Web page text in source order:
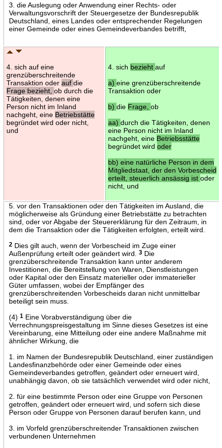
3. die Auslegung oder Anwendung einer Rechts- oder
Verwaltungsvorschrift der Steuergesetze der Bundesrepublik
Deutschland, eines Landes oder entsprechender Regelungen
einer Gemeinde oder eines Gemeindeverbandes betrifft,
4. sich auf eine
grenzüberschreitende
Transaktion oder auf die
Frage bezieht, ob durch die
Tätigkeiten, denen eine
Person nicht im Inland
nachgeht, eine Betriebstätte
begründet wird oder nicht,
und
4. sich bezieht auf
a) eine grenzüberschreitende
Transaktion oder
b) die Frage, ob
aa) durch die Tätigkeiten, denen
eine Person nicht im Inland
nachgeht, eine Betriebsstätte
begründet wird oder
bb) eine natürliche Person in dem
Mitgliedstaat, der den Vorbescheid
erteilt, steuerlich ansässig ist oder
nicht, und
5. vor den Transaktionen oder den Tätigkeiten im Ausland, die
möglicherweise als Gründung einer Betriebstätte zu betrachten
sind, oder vor Abgabe der Steuererklärung für den Zeitraum, in
dem die Transaktion oder die Tätigkeiten erfolgten, erteilt wird.
2Dies gilt auch, wenn der Vorbescheid im Zuge einer
Außenprüfung erteilt oder geändert wird.
3Die
grenzüberschreitende Transaktion kann unter anderem
Investitionen, die Bereitstellung von Waren, Dienstleistungen
oder Kapital oder den Einsatz materieller oder immaterieller
Güter umfassen, wobei der Empfänger des
grenzüberschreitenden Vorbescheids daran nicht unmittelbar
beteiligt sein muss.
(4) 1Eine Vorabverständigung über die
Verrechnungspreisgestaltung im Sinne dieses Gesetzes ist eine
Vereinbarung, eine Mitteilung oder eine andere Maßnahme mit
ähnlicher Wirkung, die
1. im Namen der Bundesrepublik Deutschland, einer zuständigen
Landesfinanzbehörde oder einer Gemeinde oder eines
Gemeindeverbandes getroffen, geändert oder erneuert wird,
unabhängig davon, ob sie tatsächlich verwendet wird oder nicht,
2. für eine bestimmte Person oder eine Gruppe von Personen
getroffen, geändert oder erneuert wird, und sofern sich diese
Person oder Gruppe von Personen darauf berufen kann, und
3. im Vorfeld grenzüberschreitender Transaktionen zwischen
verbundenen Unternehmen